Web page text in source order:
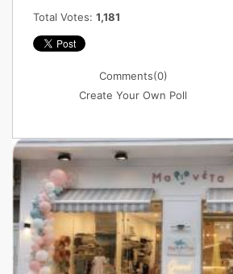
Total Votes: 1,181
Comments(0)
Create Your Own Poll